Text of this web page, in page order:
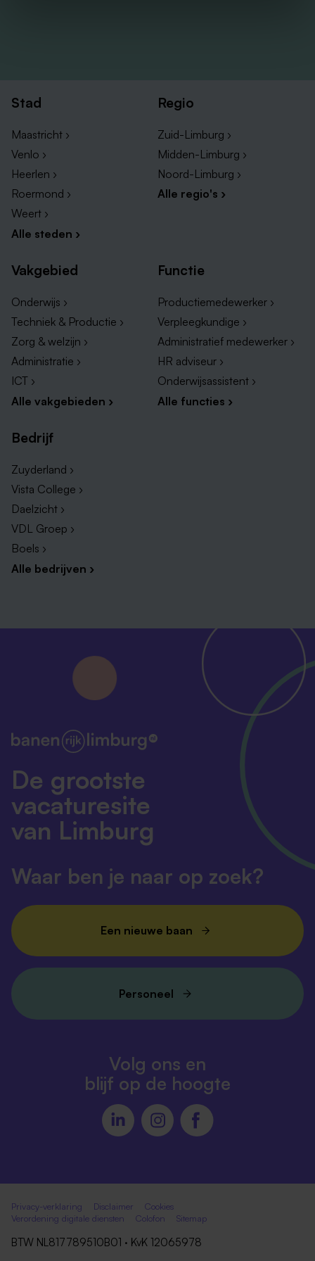
Stad
Maastricht ›
Venlo ›
Heerlen ›
Roermond ›
Weert ›
Alle steden ›
Regio
Zuid-Limburg ›
Midden-Limburg ›
Noord-Limburg ›
Alle regio's ›
Vakgebied
Onderwijs ›
Techniek & Productie ›
Zorg & welzijn ›
Administratie ›
ICT ›
Alle vakgebieden ›
Functie
Productiemedewerker ›
Verpleegkundige ›
Administratief medewerker ›
HR adviseur ›
Onderwijsassistent ›
Alle functies ›
Bedrijf
Zuyderland ›
Vista College ›
Daelzicht ›
VDL Groep ›
Boels ›
Alle bedrijven ›
De grootste
vacaturesite
van Limburg
Waar ben je naar op zoek?
Een nieuwe baan
Personeel
Volg ons en
blijf op de hoogte
Privacy-verklaring Disclaimer
Cookies
Verordening digitale diensten
Colofon Sitemap
BTW NL817789510B01 · KvK 12065978